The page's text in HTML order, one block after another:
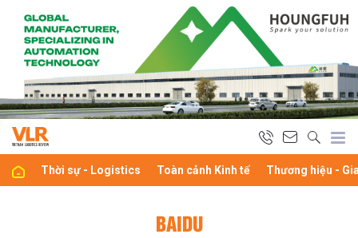
Thời sự - Logistics Toàn cảnh Kinh tế Thương hiệu -
BAIDU